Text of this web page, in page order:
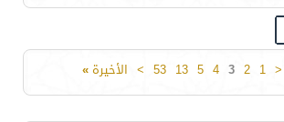
<
1
2
3
4
5
13
53
> الأخيرة»